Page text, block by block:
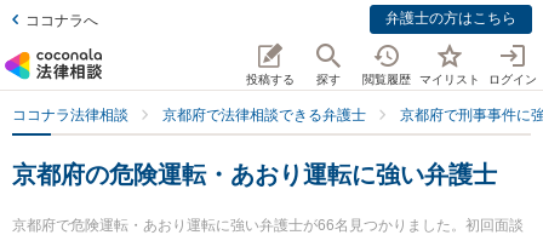
ココナラへ 弁護士の方はこちら
投稿する 探す 閲覧履歴 マイリスト ログイン
ココナラ法律相談 京都府で法律相談できる弁護士 京都府で刑事事件に
京都府の危険運転・あおり運転に強い弁護士
京都府で危険運転・あおり運転に強い弁護士が66名見つかりました。初回面談